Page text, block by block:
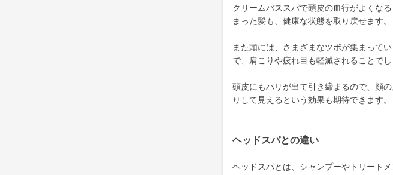
クリームバススパで頭皮の血行がよくな
まった髪も、健康な状態を取り戻せます。
また頭には、さまざまなツボが集まって
で、肩こりや疲れ目も軽減されることでし
頭皮にもハリが出て引き締まるので、顔
りして見えるという効果も期待できます。
ヘッドスパとの違い
ヘッドスパとは、シャンプーやトリート